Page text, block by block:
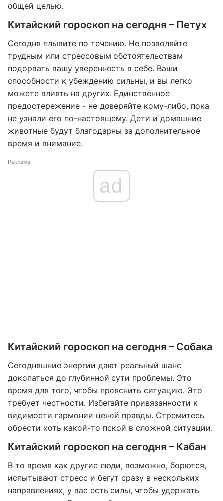
общей целью.
Китайский гороскоп на сегодня – Петух
Сегодня плывите по течению. Не позволяйте
трудным или стрессовым обстоятельствам
подорвать вашу уверенность в себе. Ваши
способности к убеждению сильны, и вы легко
можете влиять на других. Единственное
предостережение - не доверяйте кому-либо, пока
не узнали его по-настоящему. Дети и домашние
животные будут благодарны за дополнительное
время и внимание.
Реклама
ad
Китайский гороскоп на сегодня – Собака
Сегодняшние энергии дают реальный шанс
докопаться до глубинной сути проблемы. Это
время для того, чтобы прояснить ситуацию. Это
требует честности. Избегайте привязанности к
видимости гармонии ценой правды. Стремитесь
обрести хоть какой-то покой в сложной ситуации.
Китайский гороскоп на сегодня – Кабан
В то время как другие люди, возможно, борются,
испытывают стресс и бегут сразу в нескольких
направлениях, у вас есть силы, чтобы удержать